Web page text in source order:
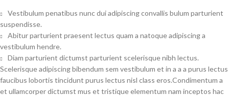
Vestibulum penatibus nunc dui adipiscing convallis bulum parturient
suspendisse.
Abitur parturient praesent lectus quam a natoque adipiscing a
vestibulum hendre.
Diam parturient dictumst parturient scelerisque nibh lectus.
Scelerisque adipiscing bibendum sem vestibulum et in a a a purus lectus
faucibus lobortis tincidunt purus lectus nisl class eros.Condimentum a
et ullamcorper dictumst mus et tristique elementum nam inceptos hac